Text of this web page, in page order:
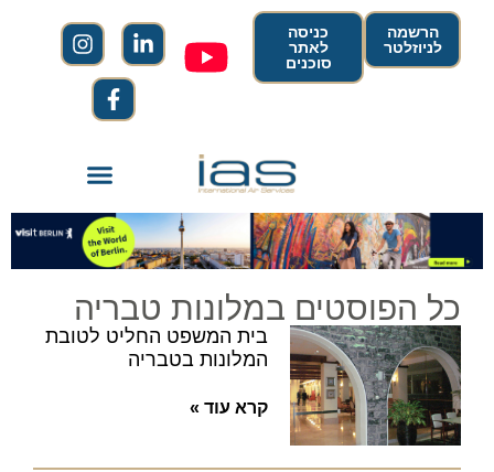
הרשמה
לניוזלטר
כניסה
לאתר
סוכנים
כל הפוסטים במלונות טבריה
בית המשפט החליט לטובת
המלונות בטבריה
קרא עוד »